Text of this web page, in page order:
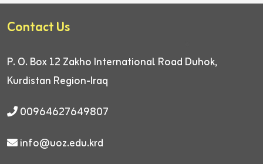
Contact Us
P. O. Box 12 Zakho International Road Duhok,
Kurdistan Region-Iraq
00964627649807
info@uoz.edu.krd